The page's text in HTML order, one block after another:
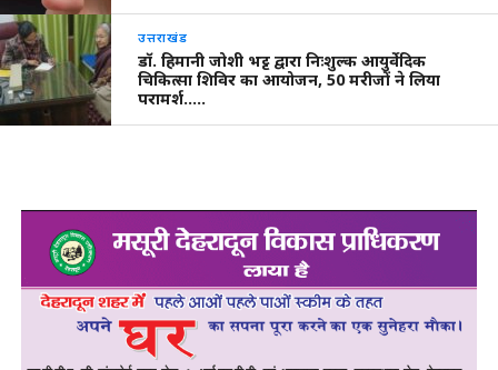
उत्तराखंड
डॉ. हिमानी जोशी भट्ट द्वारा निःशुल्क आयुर्वेदिक
चिकित्सा शिविर का आयोजन, 50 मरीजों ने लिया
परामर्श…..